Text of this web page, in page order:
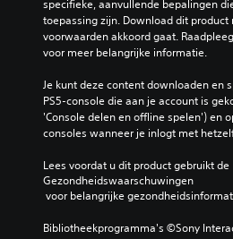
specifieke, aanvullende bepalingen
toepassing zijn. Download dit
voorwaarden akkoord gaat.
voor meer belangrijke informatie.
Je kunt deze content downloaden en
PS5-console die aan je account is
'Console delen en offline spelen') en
consoles wanneer je inlogt met
Lees voordat u dit product gebruikt de
Gezondheidswaarschuwingen
voor belangrijke
Bibliotheekprogramma's ©Sony